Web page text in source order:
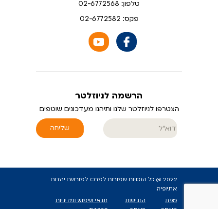
טלפון: 02-6772568
פקס: 02-6772582
הרשמה לניוזלטר
הצטרפו לניוזלטר שלנו ותיהנו מעדכונים שוטפים
שליחה
2022 @ כל הזכויות שמורות למרכז למורשת יהדות
אתיופיה
מפת
הנגישות
תנאי שימוש ומדיניות